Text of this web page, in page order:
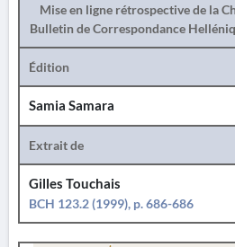
Mise en ligne rétrospective de la
Bulletin de Correspondance
Édition
Samia Samara
Extrait de
Gilles Touchais
BCH 123.2 (1999), p. 686-686